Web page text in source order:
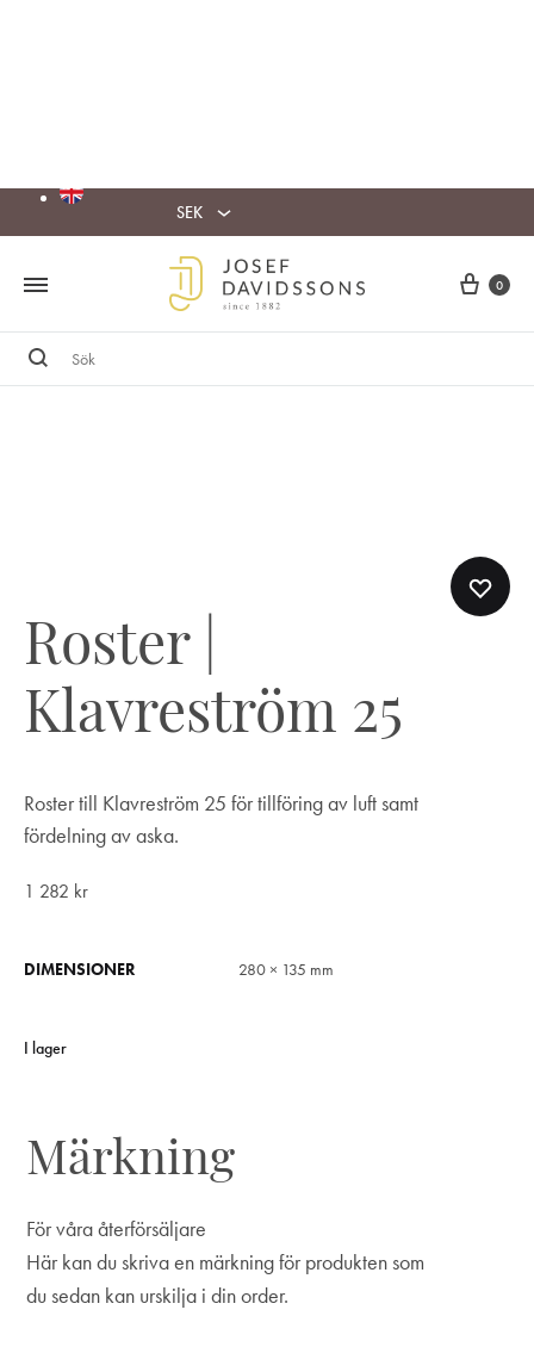
SEK
Cart
0
Sök
Roster |
Klavreström 25
Roster till Klavreström 25 för tillföring av luft samt
fördelning av aska.
1 282 kr
DIMENSIONER 280 × 135 mm
I lager
Märkning
För våra återförsäljare
Här kan du skriva en märkning för produkten som
du sedan kan urskilja i din order.